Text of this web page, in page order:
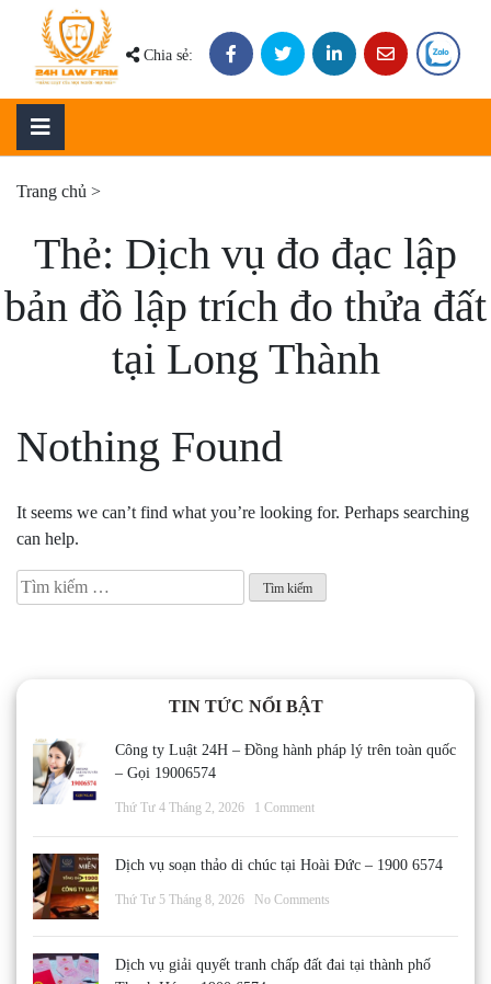
content
Chia sẻ:
Trang chủ >
Thẻ: Dịch vụ đo đạc lập
bản đồ lập trích đo thửa đất
tại Long Thành
Nothing Found
It seems we can’t find what you’re looking for. Perhaps searching
can help.
Tìm
kiếm
TIN TỨC NỔI BẬT
Công ty Luật 24H – Đồng hành pháp lý trên toàn quốc
– Gọi 19006574
Thứ Tư 4 Tháng 2, 2026 1 Comment
Dịch vụ soạn thảo di chúc tại Hoài Đức – 1900 6574
Thứ Tư 5 Tháng 8, 2026 No Comments
Dịch vụ giải quyết tranh chấp đất đai tại thành phố